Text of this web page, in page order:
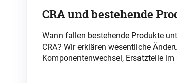
CRA und bestehende
Wann fallen bestehende Produkte
CRA? Wir erklären wesentliche
Komponentenwechsel, Ersatzteile im